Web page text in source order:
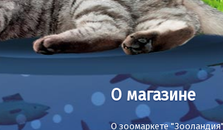
О магазине
О зоомаркете